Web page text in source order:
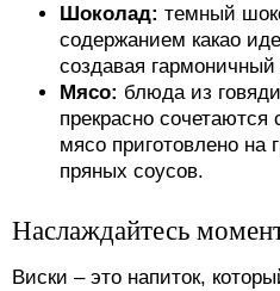
Шоколад: темный
содержанием какао
создавая гармоничный
Мясо: блюда из
прекрасно
мясо приготовлено на
пряных соусов.
Наслаждайтесь
Виски – это напиток,